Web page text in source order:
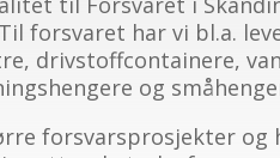
forsvaret har vi bl.a.
drivstoffcontainere,
og
forsvarsprosjekter og